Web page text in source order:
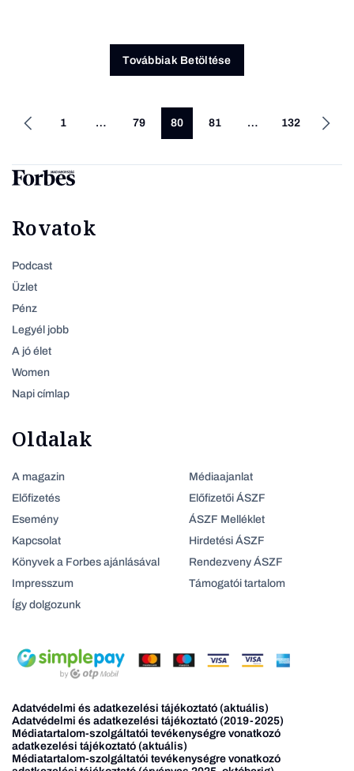
Továbbiak Betöltése
1 … 79 80 81 … 132
Rovatok
Podcast
Üzlet
Pénz
Legyél jobb
A jó élet
Women
Napi címlap
Oldalak
A magazin
Előfizetés
Esemény
Kapcsolat
Könyvek a Forbes ajánlásával
Impresszum
Így dolgozunk
Médiaajanlat
Előfizetői ÁSZF
ÁSZF Melléklet
Hirdetési ÁSZF
Rendezveny ÁSZF
Támogatói tartalom
Adatvédelmi és adatkezelési tájékoztató (aktuális)
Adatvédelmi és adatkezelési tájékoztató (2019-2025)
Médiatartalom-szolgáltatói tevékenységre vonatkozó
adatkezelési tájékoztató (aktuális)
Médiatartalom-szolgáltatói tevékenységre vonatkozó